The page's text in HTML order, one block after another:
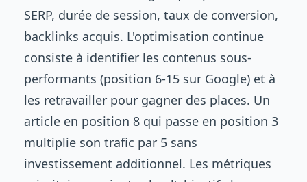
SERP, durée de session, taux de conversion,
backlinks acquis. L'optimisation continue
consiste à identifier les contenus sous-
performants (position 6-15 sur Google) et à
les retravailler pour gagner des places. Un
article en position 8 qui passe en position 3
multiplie son trafic par 5 sans
investissement additionnel. Les métriques